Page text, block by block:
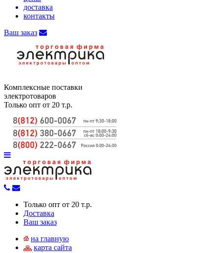
доставка
контакты
Ваш заказ
Комплексные поставки
электротоваров
Только опт от 20 т.р.
Только опт от 20 т.р.
Доставка
Ваш заказ
на главную
карта сайта